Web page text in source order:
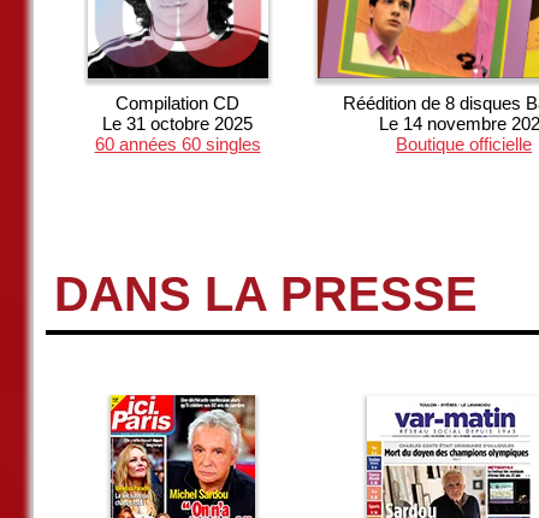
Compilation CD
Le 31 octobre 2025
60 années 60 singles
Réédition de 8 disques
Le 14 novembre
Boutique officielle
DANS LA PRESSE